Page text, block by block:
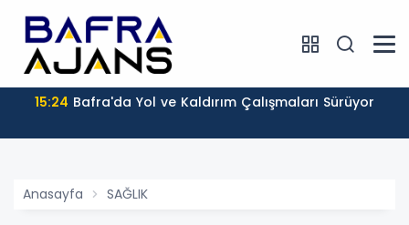
15:24 Bafra'da Yol ve Kaldırım Çalışmaları Sürüyor
Anasayfa SAĞLIK